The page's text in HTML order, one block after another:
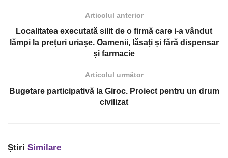
Articolul anterior
Localitatea executată silit de o firmă care i-a vândut
lămpi la prețuri uriașe. Oamenii, lăsați și fără dispensar
și farmacie
Articolul următor
Bugetare participativă la Giroc. Proiect pentru un drum
civilizat
Știri Similare